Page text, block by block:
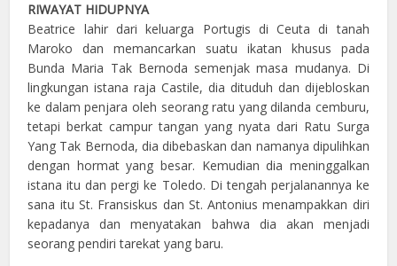
RIWAYAT HIDUPNYA
Beatrice lahir dari keluarga Portugis di Ceuta di tanah
Maroko dan memancarkan suatu ikatan khusus pada
Bunda Maria Tak Bernoda semenjak masa mudanya. Di
lingkungan istana raja Castile, dia dituduh dan dijebloskan
ke dalam penjara oleh seorang ratu yang dilanda cemburu,
tetapi berkat campur tangan yang nyata dari Ratu Surga
Yang Tak Bernoda, dia dibebaskan dan namanya dipulihkan
dengan hormat yang besar. Kemudian dia meninggalkan
istana itu dan pergi ke Toledo. Di tengah perjalanannya ke
sana itu St. Fransiskus dan St. Antonius menampakkan diri
kepadanya dan menyatakan bahwa dia akan menjadi
seorang pendiri tarekat yang baru.